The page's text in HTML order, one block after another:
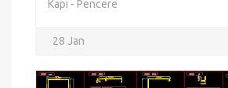
Kapı - Pencere
28 Jan